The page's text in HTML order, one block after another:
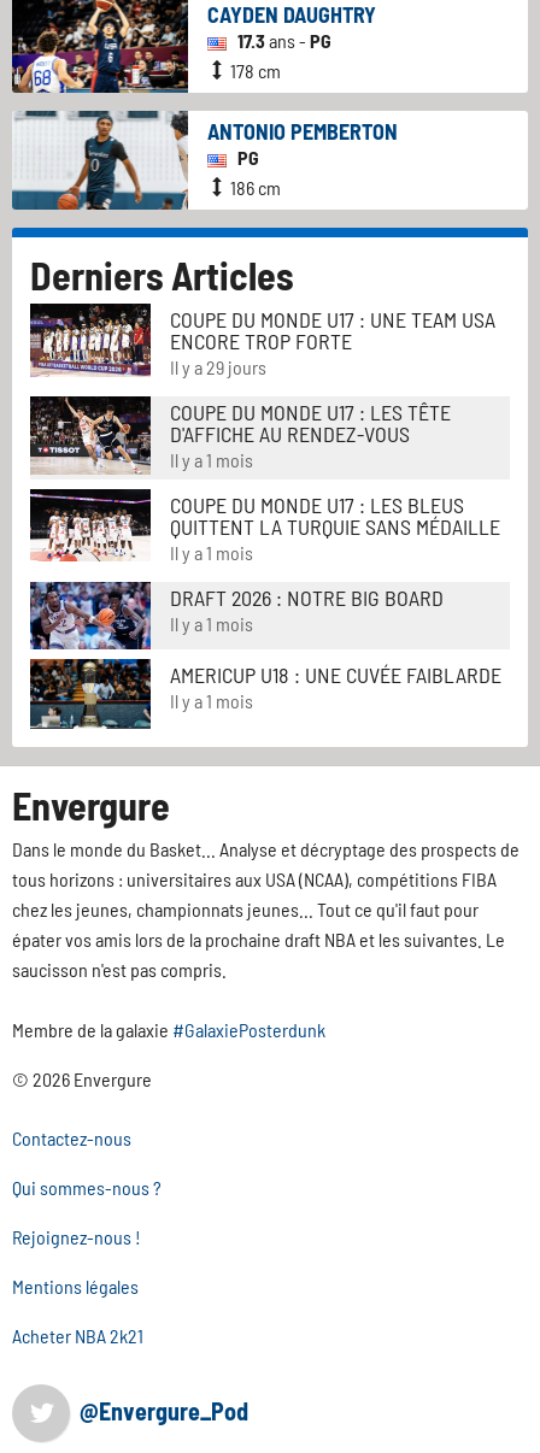
CAYDEN DAUGHTRY
17.3ans - PG
178 cm
ANTONIO PEMBERTON
PG
186 cm
Derniers Articles
COUPE DU MONDE U17 : UNE TEAM USA
ENCORE TROP FORTE
Il y a 29 jours
COUPE DU MONDE U17 : LES TÊTE
D'AFFICHE AU RENDEZ-VOUS
Il y a 1 mois
COUPE DU MONDE U17 : LES BLEUS
QUITTENT LA TURQUIE SANS MÉDAILLE
Il y a 1 mois
DRAFT 2026 : NOTRE BIG BOARD
Il y a 1 mois
AMERICUP U18 : UNE CUVÉE FAIBLARDE
Il y a 1 mois
Envergure
Dans le monde du Basket... Analyse et décryptage des prospects de
tous horizons : universitaires aux USA (NCAA), compétitions FIBA
chez les jeunes, championnats jeunes... Tout ce qu'il faut pour
épater vos amis lors de la prochaine draft NBA et les suivantes. Le
saucisson n'est pas compris.
Membre de la galaxie #GalaxiePosterdunk
© 2026 Envergure
Contactez-nous
Qui sommes-nous ?
Rejoignez-nous !
Mentions légales
Acheter NBA 2k21
@Envergure_Pod